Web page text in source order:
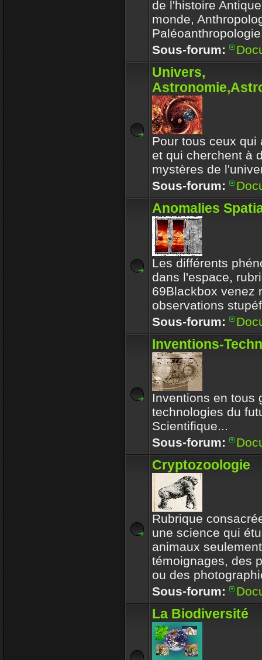
de l'histoire
monde,
Sous-forum:
Univers,
Pour tous ceux qui
et qui cherchent à
mystères de
Sous-forum:
Anomalies
Les différents
dans l'espace,
69Blackbox venez
observations
Sous-forum:
Inventions-
Inventions en tous
technologies du
Scientifique...
Sous-forum:
Cryptozoologie
Rubrique
une science qui
animaux
témoignages, des
ou des
Sous-forum:
La Biodiversité